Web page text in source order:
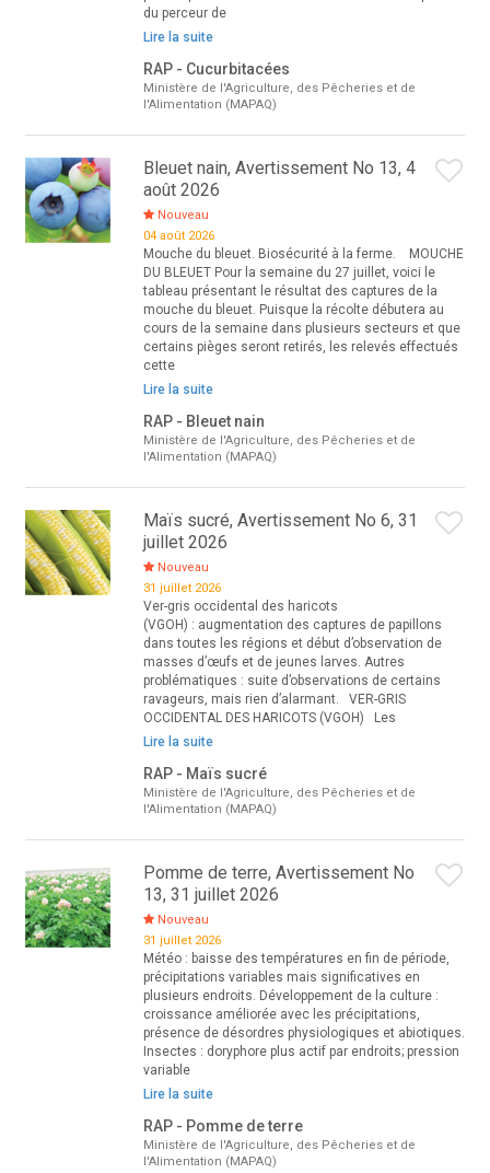
du perceur de
Lire la suite
RAP - Cucurbitacées
Ministère de l'Agriculture, des Pêcheries et de
l'Alimentation (MAPAQ)
Bleuet nain, Avertissement No 13, 4
août 2026
Nouveau
04 août 2026
Mouche du bleuet. Biosécurité à la ferme. MOUCHE
DU BLEUET Pour la semaine du 27 juillet, voici le
tableau présentant le résultat des captures de la
mouche du bleuet. Puisque la récolte débutera au
cours de la semaine dans plusieurs secteurs et que
certains pièges seront retirés, les relevés effectués
cette
Lire la suite
RAP - Bleuet nain
Ministère de l'Agriculture, des Pêcheries et de
l'Alimentation (MAPAQ)
Maïs sucré, Avertissement No 6, 31
juillet 2026
Nouveau
31 juillet 2026
Ver-gris occidental des haricots
(VGOH) : augmentation des captures de papillons
dans toutes les régions et début d’observation de
masses d’œufs et de jeunes larves. Autres
problématiques : suite d’observations de certains
ravageurs, mais rien d’alarmant. VER-GRIS
OCCIDENTAL DES HARICOTS (VGOH) Les
Lire la suite
RAP - Maïs sucré
Ministère de l'Agriculture, des Pêcheries et de
l'Alimentation (MAPAQ)
Pomme de terre, Avertissement No
13, 31 juillet 2026
Nouveau
31 juillet 2026
Météo : baisse des températures en fin de période,
précipitations variables mais significatives en
plusieurs endroits. Développement de la culture :
croissance améliorée avec les précipitations,
présence de désordres physiologiques et abiotiques.
Insectes : doryphore plus actif par endroits; pression
variable
Lire la suite
RAP - Pomme de terre
Ministère de l'Agriculture, des Pêcheries et de
l'Alimentation (MAPAQ)